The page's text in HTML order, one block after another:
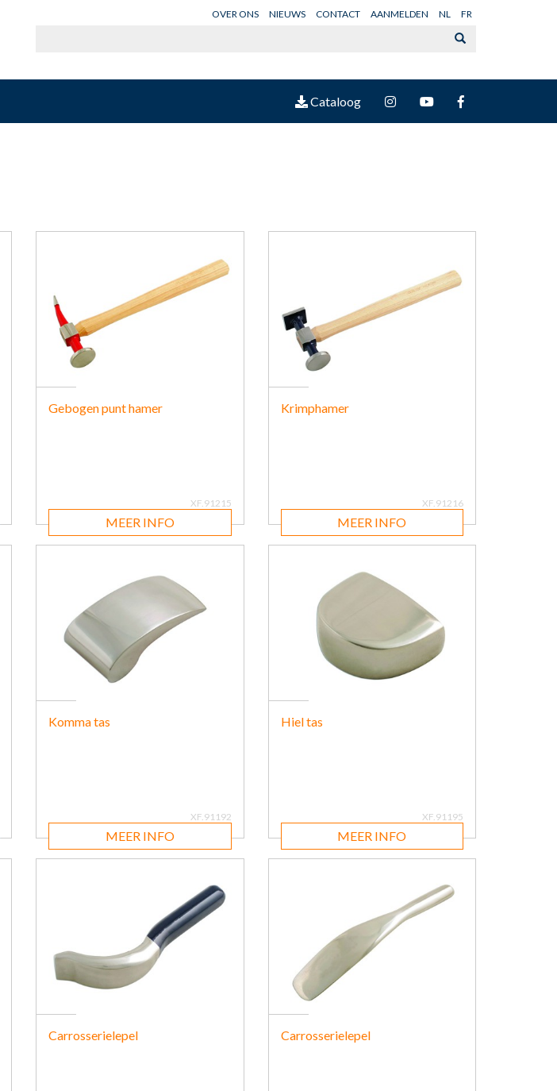
OVER ONS NIEUWS CONTACT AANMELDEN NL FR
Cataloog
Gebogen punt hamer
XF.91215
MEER INFO
Krimphamer
XF.91216
MEER INFO
Komma tas
XF.91192
MEER INFO
Hiel tas
XF.91195
MEER INFO
Carrosserielepel Carrosserielepel